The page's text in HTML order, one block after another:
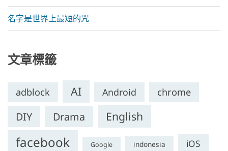
名字是世界上最短的咒
文章標籤
adblock AI Android chrome
DIY Drama English
facebook Google indonesia iOS